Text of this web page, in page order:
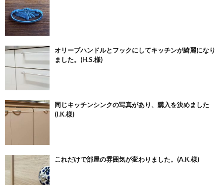
オリーブハンドルとフックにしてキッチンが綺麗になり
ました。(H.S.様)
同じキッチンシンクの写真があり、購入を決めました
(I.K.様)
これだけで部屋の雰囲気が変わりました。(A.K.様)